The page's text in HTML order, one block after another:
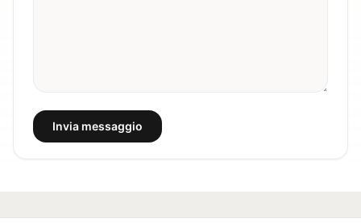
Invia messaggio